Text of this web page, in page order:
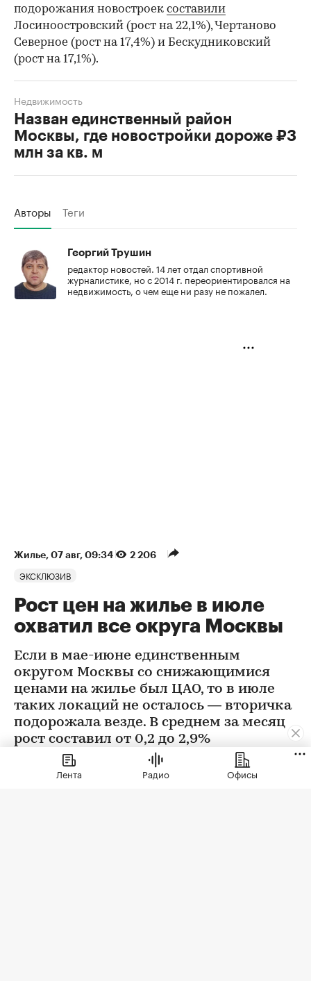
подорожания новостроек составили
Лосиноостровский (рост на 22,1%), Чертаново
Северное (рост на 17,4%) и Бескудниковский
(рост на 17,1%).
Назван единственный район
Москвы, где новостройки дороже ₽3
млн за кв. м
Недвижимость
Авторы Теги
Георгий Трушин
редактор новостей. 14 лет отдал спортивной
журналистике, но с 2014 г. переориентировался на
недвижимость, о чем еще ни разу не пожалел.
Жилье⁠, 07 авг, 09:34 2 206
ЭКСКЛЮЗИВ
Рост цен на жилье в июле
охватил все округа Москвы
Если в мае-июне единственным
округом Москвы со снижающимися
ценами на жилье был ЦАО, то в июле
таких локаций не осталось — вторичка
подорожала везде. В среднем за месяц
рост составил от 0,2 до 2,9%
Лента Радио Офисы